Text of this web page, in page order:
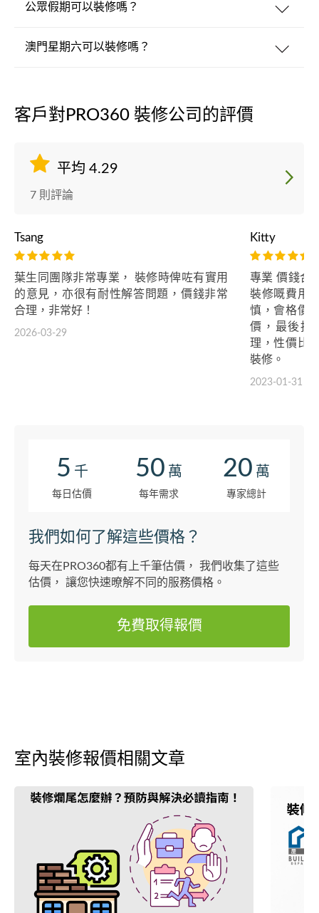
公眾假期可以裝修嗎？
澳門星期六可以裝修嗎？
客戶對PRO360 裝修公司的評價
平均 4.29
7 則評論
Tsang
葉生同團隊非常專業， 裝修時俾咗有實用
的意見，亦很有耐性解答問題，價錢非常
合理，非常好！
2026-03-29
Kitty
專業 價錢合
裝修嘅費用
慎，會格價
價，最後揀
理，性價比
裝修。
2023-01-31
5 千
每日估價
50 萬
每年需求
20 萬
專家總計
我們如何了解這些價格？
每天在PRO360都有上千筆估價， 我們收集了這些
估價， 讓您快速暸解不同的服務價格。
免費取得報價
室內裝修報價相關文章